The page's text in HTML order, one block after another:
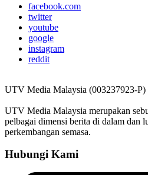
facebook.com
twitter
youtube
google
instagram
reddit
UTV Media Malaysia (003237923-P)
UTV Media Malaysia merupakan
pelbagai dimensi berita di dalam dan
perkembangan semasa.
Hubungi Kami